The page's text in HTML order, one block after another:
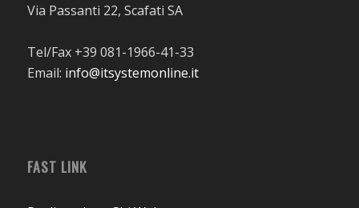
Via Passanti 22, Scafati SA
Tel/Fax +39 081-1966-41-33
Email: info@itsystemonline.it
FAST LINK